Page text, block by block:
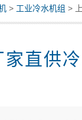
> 工业冷水机组 >
家直供